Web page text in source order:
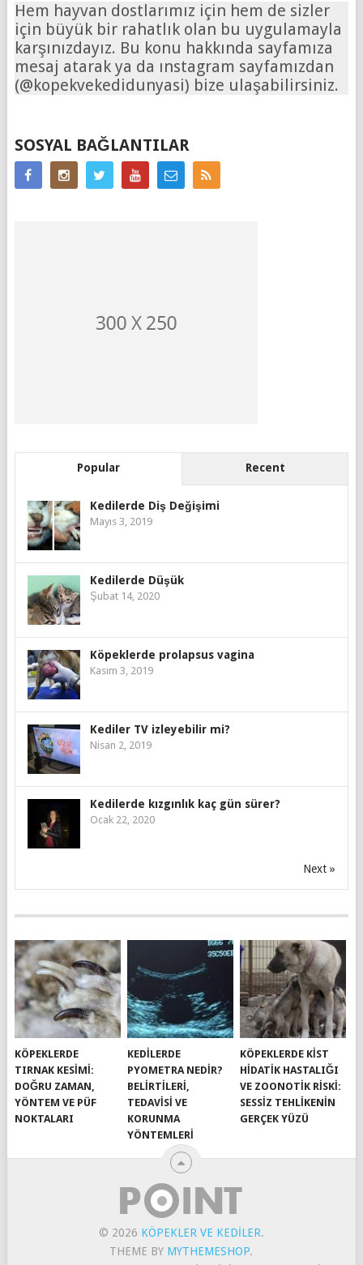
Hem hayvan dostlarımız için hem de sizler
için büyük bir rahatlık olan bu uygulamayla
karşınızdayız. Bu konu hakkında sayfamıza
mesaj atarak ya da ınstagram sayfamızdan
(@kopekvekedidunyasi) bize ulaşabilirsiniz.
SOSYAL BAĞLANTILAR
Popular Recent
Kedilerde Diş Değişimi
Mayıs 3, 2019
Kedilerde Düşük
Şubat 14, 2020
Köpeklerde prolapsus vagina
Kasım 3, 2019
Kediler TV izleyebilir mi?
Nisan 2, 2019
Kedilerde kızgınlık kaç gün sürer?
Ocak 22, 2020
Next »
KÖPEKLERDE
TIRNAK KESIMI:
DOĞRU ZAMAN,
YÖNTEM VE PÜF
NOKTALARI
KEDILERDE
PYOMETRA NEDIR?
BELIRTILERI,
TEDAVISI VE
KORUNMA
YÖNTEMLERI
KÖPEKLERDE KIST
HIDATIK HASTALIĞI
VE ZOONOTIK RISKI:
SESSIZ TEHLIKENIN
GERÇEK YÜZÜ
© 2026 KÖPEKLER VE KEDILER.
THEME BY MYTHEMESHOP.